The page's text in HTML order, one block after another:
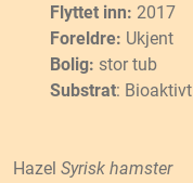
Flyttet inn: 2017
Foreldre: Ukjent
Bolig: stor tub
Substrat: Bioaktivt
Hazel Syrisk hamster